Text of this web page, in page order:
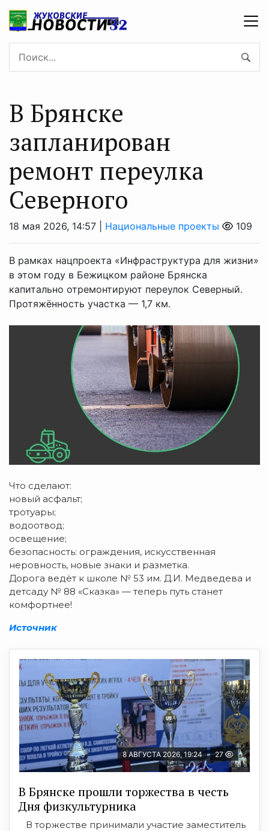
В Брянске
запланирован
ремонт переулка
Северного
18 мая 2026, 14:57 | Национальные проекты 109
В рамках нацпроекта «Инфраструктура для жизни»
в этом году в Бежицком районе Брянска
капитально отремонтируют переулок Северный.
Протяжённость участка — 1,7 км.
Что сделают:
новый асфальт;
тротуары;
водоотвод;
освещение;
безопасность: ограждения, искусственная
неровность, новые знаки и разметка.
Дорога ведёт к школе № 53 им. Д.И. Медведева и
детсаду № 88 «Сказка» — теперь путь станет
комфортнее!
Источник
8 АВГУСТА 2026, 19:24 27
В Брянске прошли торжества в честь
Дня физкультурника
В торжестве принимали участие заместитель